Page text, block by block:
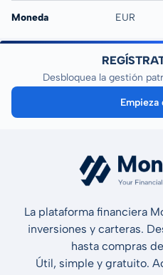
Moneda EUR
Desbloquea la gestión
La plataforma financiera
inversiones y carteras.
hasta compras
Útil, simple y gratuito.